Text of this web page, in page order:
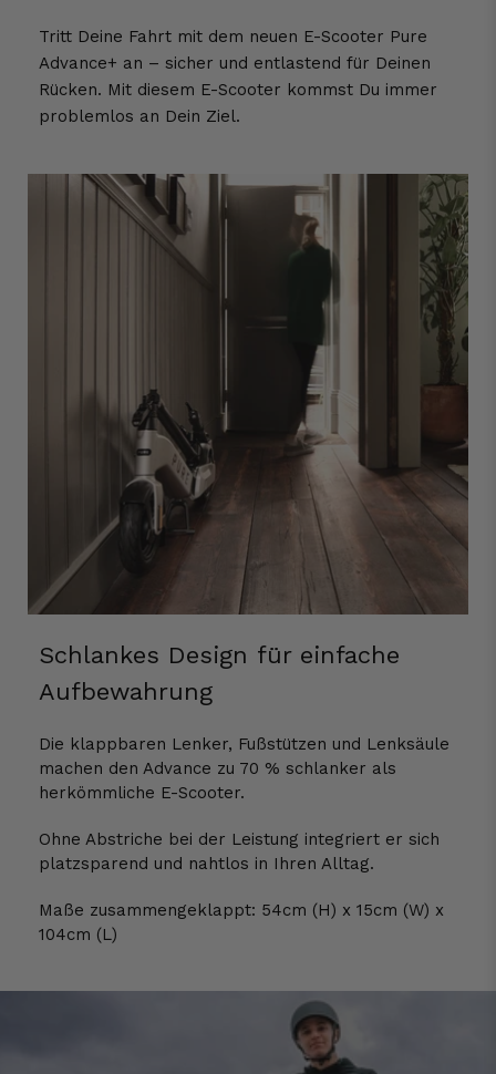
Tritt Deine Fahrt mit dem neuen E-Scooter Pure
Advance+ an – sicher und entlastend für Deinen
Rücken. Mit diesem E-Scooter kommst Du immer
problemlos an Dein Ziel.
Schlankes Design für einfache
Aufbewahrung
Die klappbaren Lenker, Fußstützen und Lenksäule
machen den Advance zu 70 % schlanker als
herkömmliche E-Scooter.
Ohne Abstriche bei der Leistung integriert er sich
platzsparend und nahtlos in Ihren Alltag.
Maße zusammengeklappt: 54cm (H) x 15cm (W) x
104cm (L)